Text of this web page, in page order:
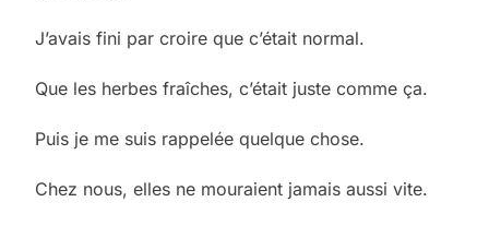
J’avais fini par croire que c’était normal.
Que les herbes fraîches, c’était juste comme ça.
Puis je me suis rappelée quelque chose.
Chez nous, elles ne mouraient jamais aussi vite.